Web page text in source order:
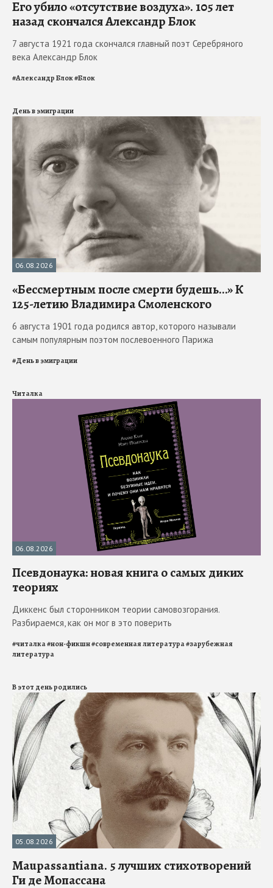
Его убило «отсутствие воздуха». 105 лет
назад скончался Александр Блок
7 августа 1921 года скончался главный поэт Серебряного
века Александр Блок
#Александр Блок#Блок
День в эмиграции
06.08.2026
«Бессмертным после смерти будешь…» К
125-летию Владимира Смоленского
6 августа 1901 года родился автор, которого называли
самым популярным поэтом послевоенного Парижа
#День в эмиграции
Читалка
06.08.2026
Псевдонаука: новая книга о самых диких
теориях
Диккенс был сторонником теории самовозгорания.
Разбираемся, как он мог в это поверить
#читалка#нон-фикшн#современная литература#зарубежная
литература
В этот день родились
05.08.2026
Maupassantiana. 5 лучших стихотворений
Ги де Мопассана